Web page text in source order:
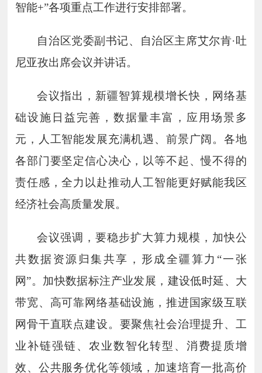
智能+”各项重点工作进行安排部署。
自治区党委副书记、自治区主席艾尔肯·吐
尼亚孜出席会议并讲话。
会议指出，新疆智算规模增长快，网络基
础设施日益完善，数据量丰富，应用场景多
元，人工智能发展充满机遇、前景广阔。各地
各部门要坚定信心决心，以等不起、慢不得的
责任感，全力以赴推动人工智能更好赋能我区
经济社会高质量发展。
会议强调，要稳步扩大算力规模，加快公
共数据资源归集共享，形成全疆算力 “一张
网”。加快数据标注产业发展，建设低时延、大
带宽、高可靠网络基础设施，推进国家级互联
网骨干直联点建设。要聚焦社会治理提升、工
业补链强链、农业数智化转型、消费提质增
效、公共服务优化等领域，加速培育一批高价